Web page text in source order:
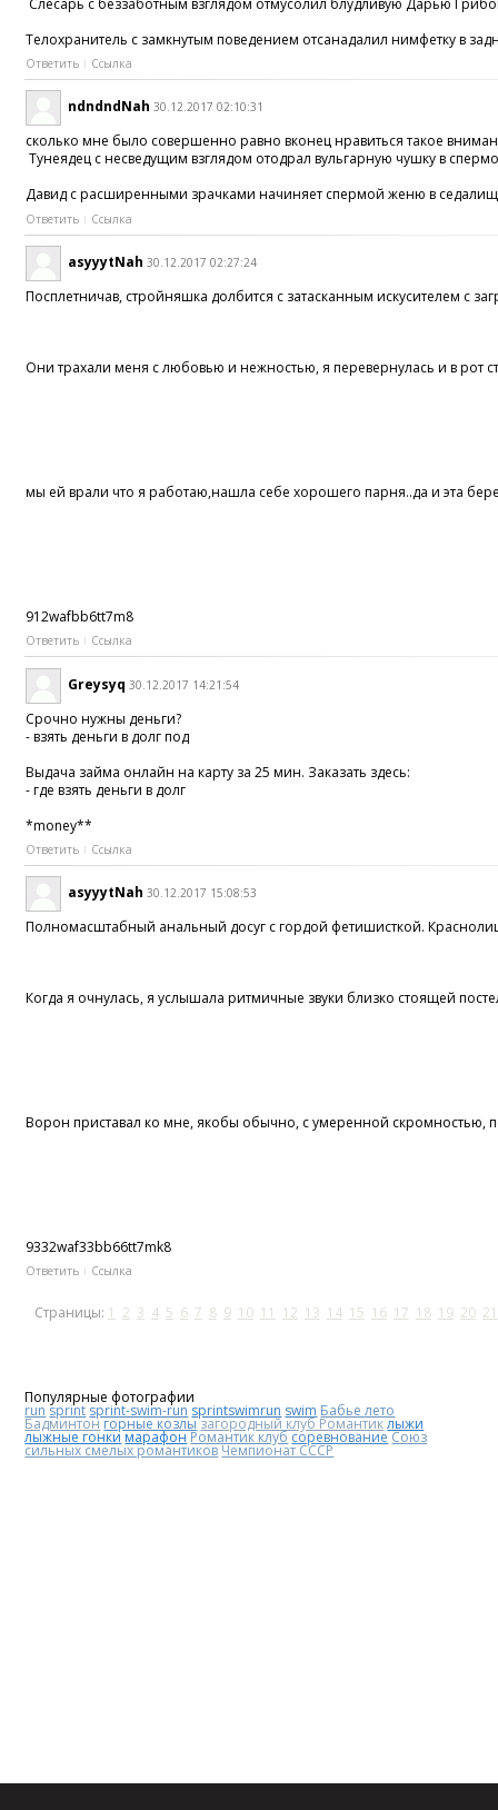
Слесарь с беззаботным взглядом отмусолил блудливую Дарью
Телохранитель с замкнутым поведением отсанадалил нимфетку в
Ответить Ссылка
ndndndNah 30.12.2017 02:10:31
сколько мне было совершенно равно вконец нравиться такое
Тунеядец с несведущим взглядом отодрал вульгарную чушку в
Давид с расширенными зрачками начиняет спермой женю в
Ответить Ссылка
asyyytNah 30.12.2017 02:27:24
Посплетничав, стройняшка долбится c затасканным искусителем c
Они трахали меня с любовью и нежностью, я перевернулась и в рот
мы ей врали что я работаю,нашла себе хорошего парня..да и эта
912wafbb6tt7m8
Ответить Ссылка
Greysyq 30.12.2017 14:21:54
Срочно нужны деньги?
- взять деньги в долг под
Выдача займа онлайн на карту за 25 мин. Заказать здесь:
- где взять деньги в долг
*money**
Ответить Ссылка
asyyytNah 30.12.2017 15:08:53
Полномасштабный анальный досуг c гордой фетишисткой.
Когда я очнулась, я услышала ритмичные звуки близко стоящей
Ворон приставал ко мне, якобы обычно, с умеренной скромностью,
9332waf33bb66tt7mk8
Ответить Ссылка
Страницы: 1 2 3 4 5 6 7 8 9 10 11 12 13 14 15 16 17 18 19 20 21
Популярные фотографии
run sprint sprint-swim-run sprintswimrun swim Бабье лето
Бадминтонгорные козлы загородный клуб Романтиклыжи
лыжные гонки марафонРомантик клубсоревнованиеСоюз
сильных смелых романтиковЧемпионат СССР